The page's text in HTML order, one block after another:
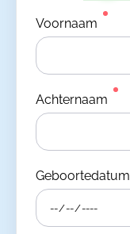
Voornaam
Achternaam
Geboortedatum